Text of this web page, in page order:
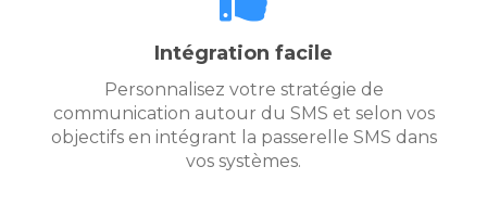
Intégration facile
Personnalisez votre stratégie de
communication autour du SMS et selon vos
objectifs en intégrant la passerelle SMS dans
vos systèmes.